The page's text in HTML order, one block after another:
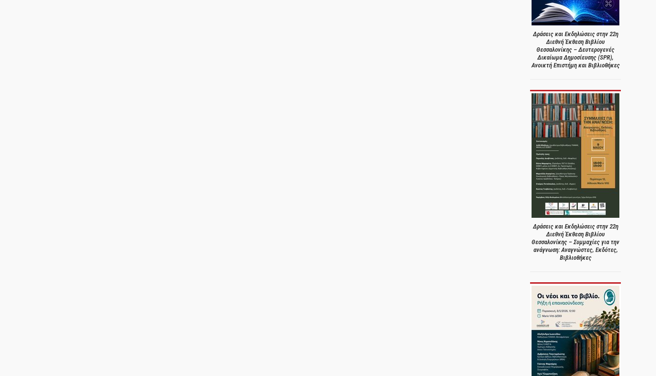
Δράσεις και Εκδηλώσεις στην 22η
Διεθνή Έκθεση Βιβλίου
Θεσσαλονίκης – Δευτερογενές
Δικαίωμα Δημοσίευσης (SPR),
Ανοικτή Επιστήμη και Βιβλιοθήκες
Δράσεις και Εκδηλώσεις στην 22η
Διεθνή Έκθεση Βιβλίου
Θεσσαλονίκης – Συμμαχίες για την
ανάγνωση: Αναγνώστες, Εκδότες,
Βιβλιοθήκες